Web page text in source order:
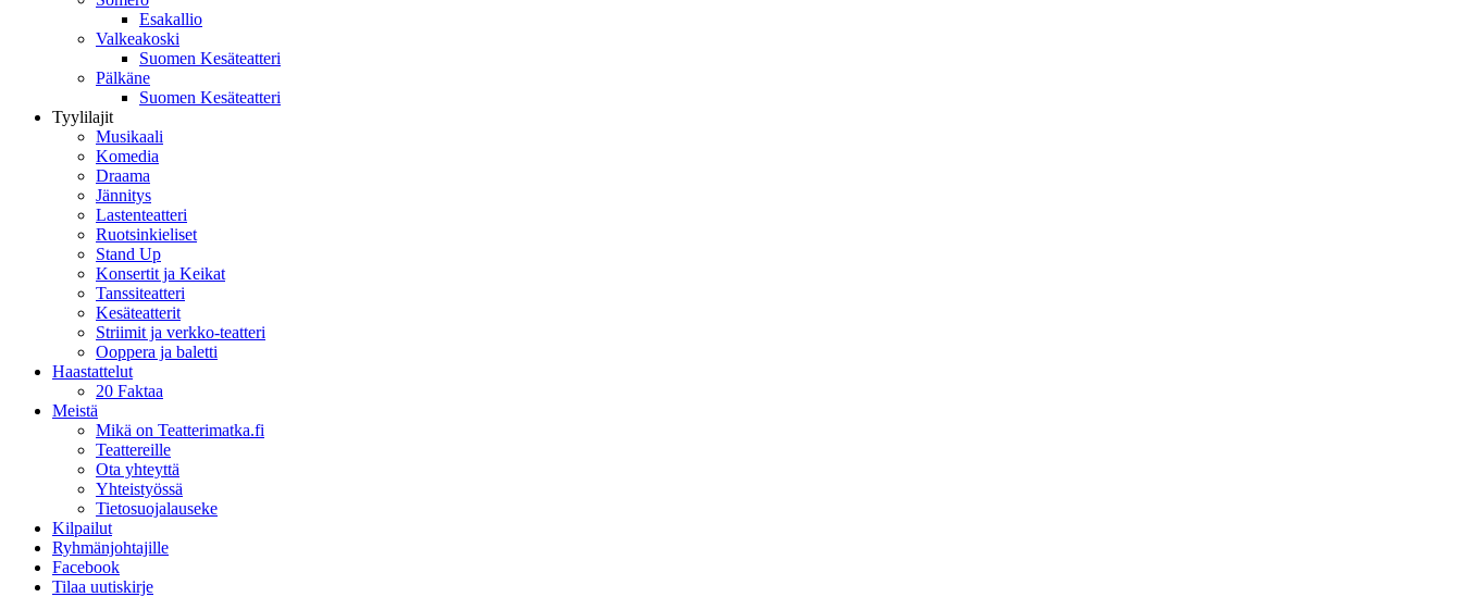
Esakallio
Valkeakoski
Suomen Kesäteatteri
Pälkäne
Suomen Kesäteatteri
Tyylilajit
Musikaali
Komedia
Draama
Jännitys
Lastenteatteri
Ruotsinkieliset
Stand Up
Konsertit ja Keikat
Tanssiteatteri
Kesäteatterit
Striimit ja verkko-teatteri
Ooppera ja baletti
Haastattelut
20 Faktaa
Meistä
Mikä on Teatterimatka.fi
Teattereille
Ota yhteyttä
Yhteistyössä
Tietosuojalauseke
Kilpailut
Ryhmänjohtajille
Facebook
Tilaa uutiskirje